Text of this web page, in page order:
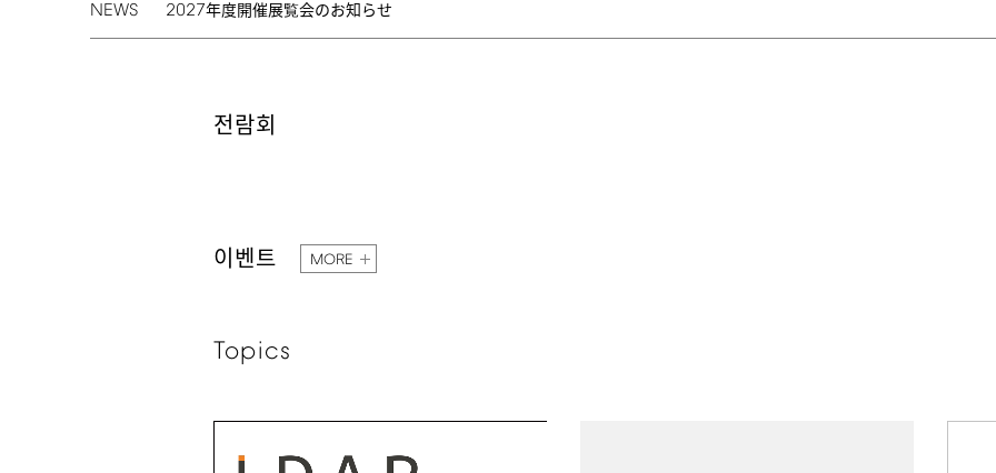
NEWS 2027年度開催展覧会のお知らせ
전람회
이벤트 MORE
Topics